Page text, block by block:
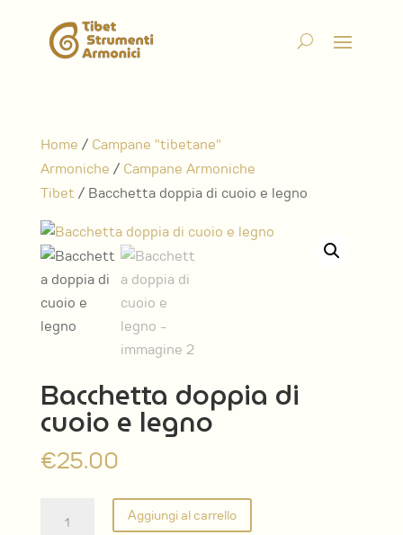
Home / Campane "tibetane"
Armoniche / Campane Armoniche
Tibet / Bacchetta doppia di cuoio e legno
Bacchetta doppia di
cuoio e legno
€25.00
Aggiungi al carrello